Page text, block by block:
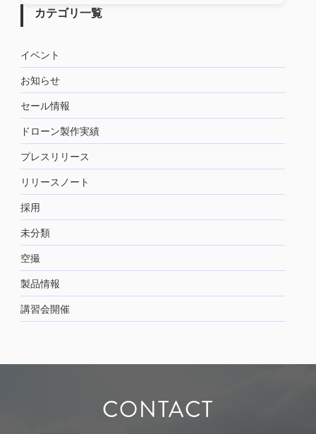
カテゴリ一覧
イベント
お知らせ
セール情報
ドローン製作実績
プレスリリース
リリースノート
採用
未分類
空撮
製品情報
講習会開催
CONTACT